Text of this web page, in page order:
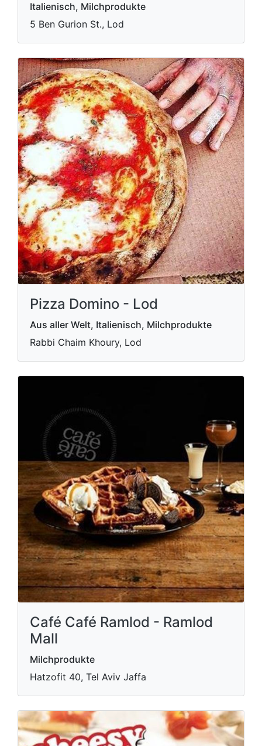
Italienisch, Milchprodukte
5 Ben Gurion St., Lod
Pizza Domino - Lod
Aus aller Welt, Italienisch, Milchprodukte
Rabbi Chaim Khoury, Lod
Café Café Ramlod - Ramlod
Mall
Milchprodukte
Hatzofit 40, Tel Aviv Jaffa